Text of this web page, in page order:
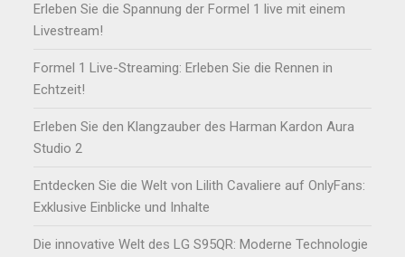
Erleben Sie die Spannung der Formel 1 live mit einem
Livestream!
Formel 1 Live-Streaming: Erleben Sie die Rennen in
Echtzeit!
Erleben Sie den Klangzauber des Harman Kardon Aura
Studio 2
Entdecken Sie die Welt von Lilith Cavaliere auf OnlyFans:
Exklusive Einblicke und Inhalte
Die innovative Welt des LG S95QR: Moderne Technologie